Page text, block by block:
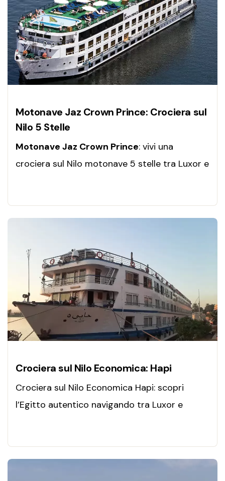
Motonave Jaz Crown Prince: Crociera sul
Nilo 5 Stelle
Motonave Jaz Crown Prince: vivi una
crociera sul Nilo motonave 5 stelle tra Luxor e
Crociera sul Nilo Economica: Hapi
Crociera sul Nilo Economica Hapi: scopri
l’Egitto autentico navigando tra Luxor e